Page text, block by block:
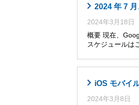
2024 年 7
2024年3月18日
概要 現在、
スケジュールは
iOS モバイ
2024年3月8日